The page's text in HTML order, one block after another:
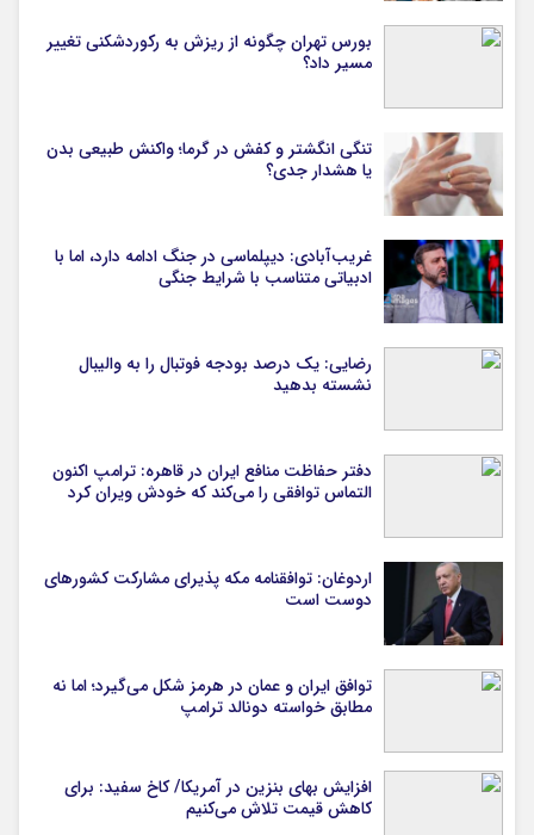
بورس تهران چگونه از ریزش به رکوردشکنی تغییر
مسیر داد؟
تنگی انگشتر و کفش در گرما؛ واکنش طبیعی بدن
یا هشدار جدی؟
غریب‌آبادی: دیپلماسی در جنگ ادامه دارد، اما با
ادبیاتی متناسب با شرایط جنگی
رضایی: یک درصد بودجه فوتبال را به والیبال
نشسته بدهید
دفتر حفاظت منافع ایران در قاهره: ترامپ اکنون
التماس توافقی را می‌کند که خودش ویران کرد
اردوغان: توافقنامه مکه پذیرای مشارکت کشورهای
دوست است
توافق ایران و عمان در هرمز شکل می‌گیرد؛ اما نه
مطابق خواسته دونالد ترامپ
افزایش بهای بنزین در آمریکا/ کاخ سفید: برای
کاهش قیمت تلاش می‌کنیم